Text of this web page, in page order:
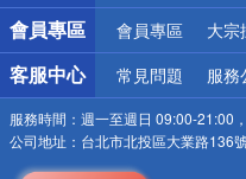
會員專區 會員專區 大宗
客服中心 常見問題 服務
服務時間： 週一至週日 09:00-21:00
公司地址： 台北市北投區大業路136